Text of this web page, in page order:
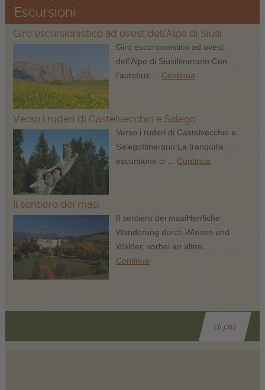
Escursioni
Giro escursionistico ad ovest dell’Alpe di Siusi
Giro escursionistico ad ovest
dell’Alpe di SiusiItinerario:Con
l’autobus ... Continua
Verso i ruderi di Castelvecchio e Salego
Verso i ruderi di Castelvecchio e
SalegoItinerario:La tranquilla
escursione ci ... Continua
Il sentiero dei masi
Il sentiero dei masiHerrliche
Wanderung durch Wiesen und
Wälder, vorbei an alten ...
Continua
di più